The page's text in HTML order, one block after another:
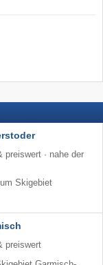
preiswert · nahe der
Skigebiet
preiswert